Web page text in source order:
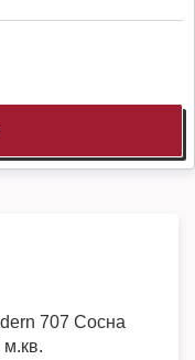
707 Сосна
м.кв.